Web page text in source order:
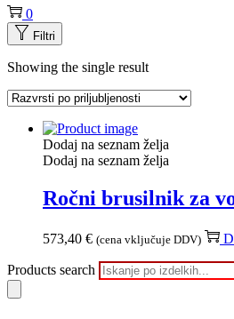
0
Filtri
Showing the single result
Dodaj na seznam želja
Dodaj na seznam želja
Ročni brusilnik za
573,40 € (cena vključuje DDV)
Products search